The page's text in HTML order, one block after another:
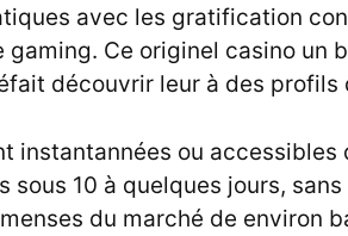
avec les gratification
gaming. Ce originel casino un
découvrir leur à des profils
instantannées ou accessibles
10 à quelques jours, sans
du marché de environ